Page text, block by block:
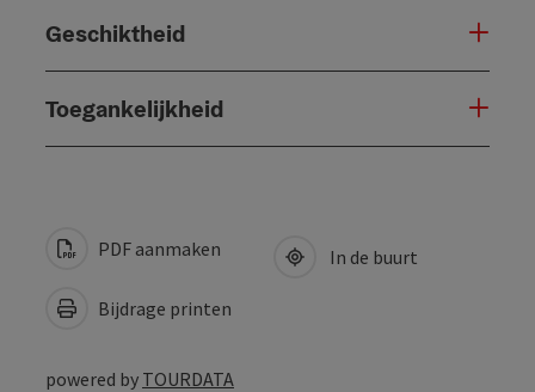
Geschiktheid
Toegankelijkheid
PDF aanmaken
Bijdrage printen
In de buurt
powered by TOURDATA